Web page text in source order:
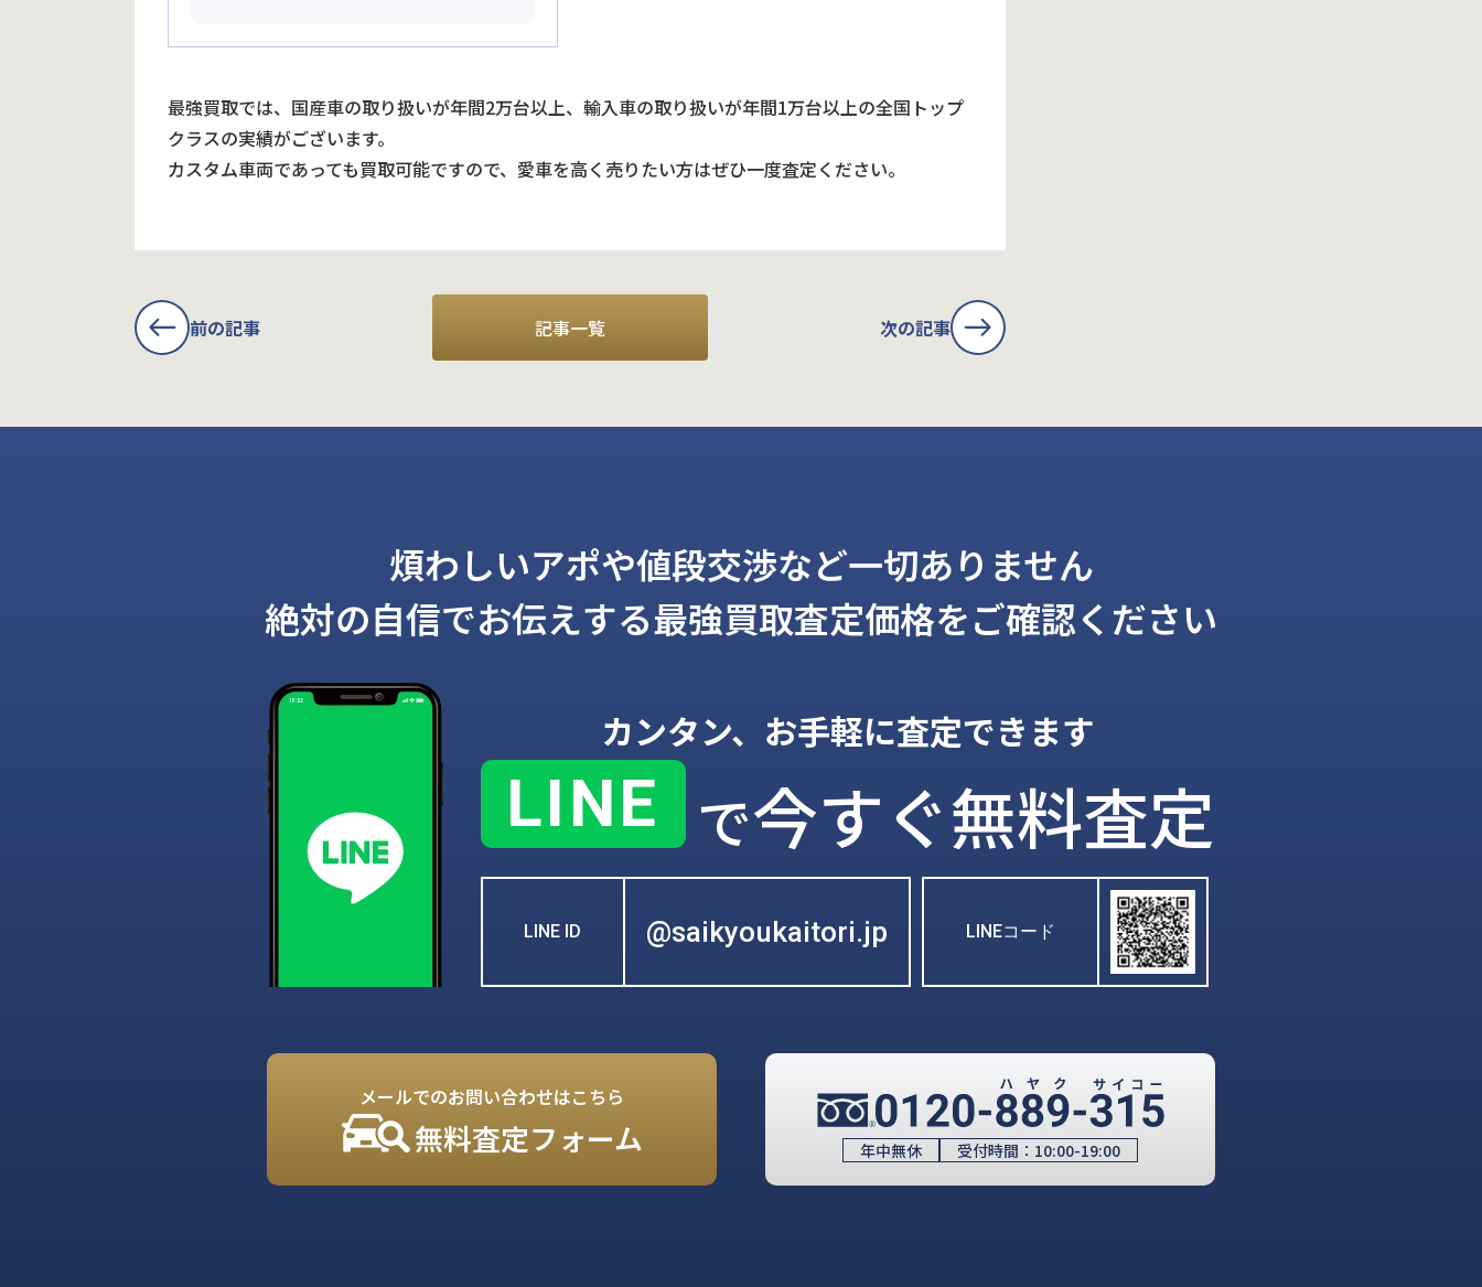
最強買取では、国産車の取り扱いが年間2万台以上、輸入車の取り扱いが年間1万台以上の全国トップ
クラスの実績がございます。
カスタム車両であっても買取可能ですので、愛車を高く売りたい方はぜひ一度査定ください。
前の記事 記事一覧 次の記事
煩わしいアポや値段交渉など一切ありません
絶対の自信でお伝えする最強買取査定価格をご確認ください
カンタン、お手軽に査定できます
LINE で今すぐ無料査定
LINE ID @saikyoukaitori.jp LINEコード
メールでのお問い合わせはこちら
無料査定フォーム 年中無休 受付時間： 10:00-19:00